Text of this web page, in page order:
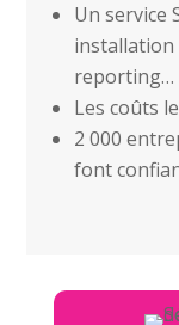
Un service
installation
reporting…
Les coûts
2 000
font